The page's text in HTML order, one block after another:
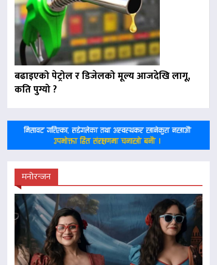
बढाइएको पेट्रोल र डिजेलको मूल्य आजदेखि लागू,
कति पुग्यो ?
मनोरन्जन